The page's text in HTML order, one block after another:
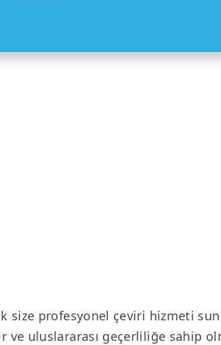
size profesyonel çeviri hizmeti
uluslararası geçerliliğe sahip